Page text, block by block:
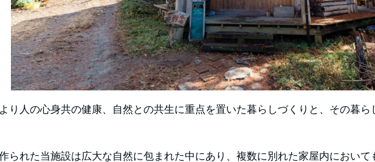
り人の心身共の健康、自然との共生に重点を置いた暮らしづくりと、その暮
られた当施設は広大な自然に包まれた中にあり、複数に別れた家屋内におい